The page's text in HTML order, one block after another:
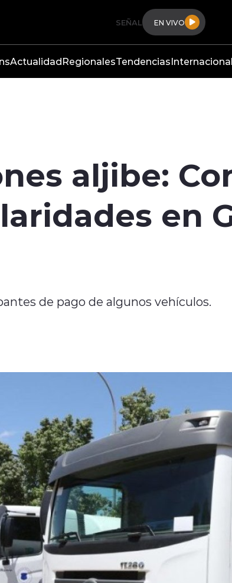
SEÑAL EN VIVO
ActualidadRegionalesTendenciasInternacional
aljibe:
en
de pago de algunos vehículos.